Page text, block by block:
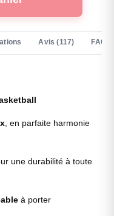
Avis (117) FAQ
, en parfaite harmonie
une durabilité à toute
à porter